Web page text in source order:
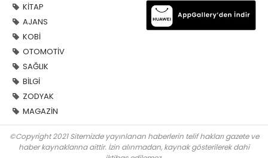
KİTAP
AJANS
KOBİ
OTOMOTİV
SAĞLIK
BİLGİ
ZODYAK
MAGAZİN
©Copyright 2021 Sitemizde yayınlanan haberlerin telif hakları gazete ve
haber kaynaklarına aittir. İzin alınmadan, kaynak gösterilerek dahi